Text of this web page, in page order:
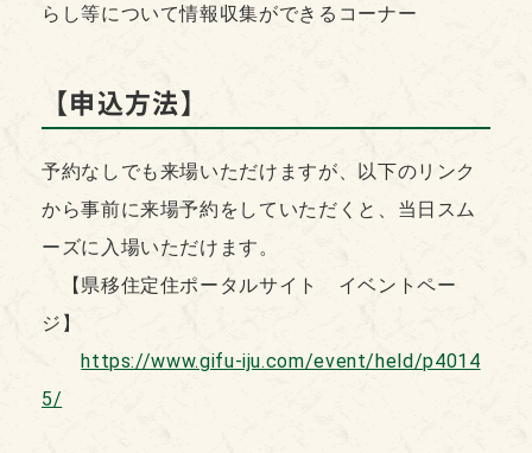
らし等について情報収集ができるコーナー
【申込方法】
予約なしでも来場いただけますが、以下のリンク
から事前に来場予約をしていただくと、当日スム
ーズに入場いただけます。
​【県移住定住ポータルサイト イベントペー
ジ】
https://www.gifu-iju.com/event/held/p4014
5/